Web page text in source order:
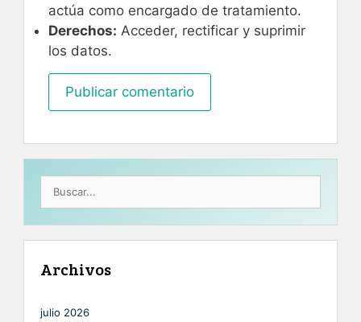
actúa como encargado de tratamiento.
Derechos: Acceder, rectificar y suprimir
los datos.
Archivos
julio 2026